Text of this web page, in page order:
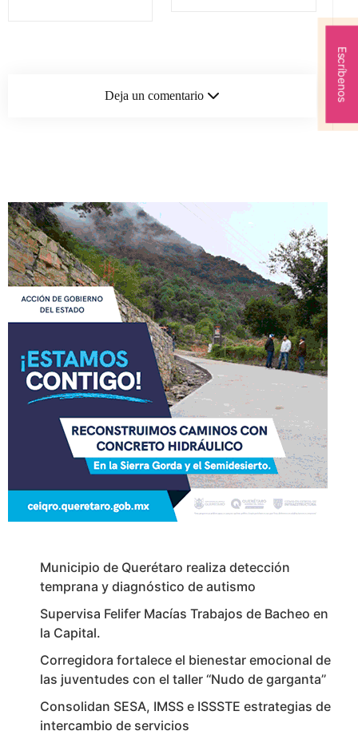
Deja un comentario
Municipio de Querétaro realiza detección
temprana y diagnóstico de autismo
Supervisa Felifer Macías Trabajos de Bacheo en
la Capital.
Corregidora fortalece el bienestar emocional de
las juventudes con el taller ‘‘Nudo de garganta’’
Consolidan SESA, IMSS e ISSSTE estrategias de
intercambio de servicios
Escríbenos